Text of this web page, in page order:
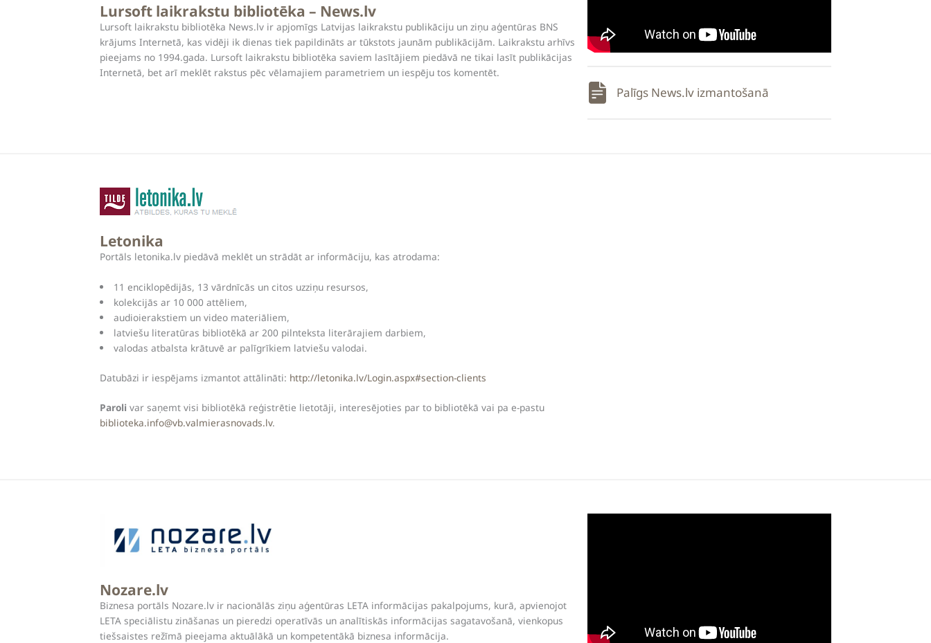
Lursoft laikrakstu bibliotēka – News.lv
Lursoft laikrakstu bibliotēka News.lv ir apjomīgs Latvijas laikrakstu publikāciju un ziņu aģentūras BNS
krājums Internetā, kas vidēji ik dienas tiek papildināts ar tūkstots jaunām publikācijām. Laikrakstu arhīvs
pieejams no 1994.gada. Lursoft laikrakstu bibliotēka saviem lasītājiem piedāvā ne tikai lasīt publikācijas
Internetā, bet arī meklēt rakstus pēc vēlamajiem parametriem un iespēju tos komentēt.
Palīgs News.lv izmantošanā
Letonika
Portāls letonika.lv piedāvā meklēt un strādāt ar informāciju, kas atrodama:
11 enciklopēdijās, 13 vārdnīcās un citos uzziņu resursos,
kolekcijās ar 10 000 attēliem,
audioierakstiem un video materiāliem,
latviešu literatūras bibliotēkā ar 200 pilnteksta literārajiem darbiem,
valodas atbalsta krātuvē ar palīgrīkiem latviešu valodai.
Datubāzi ir iespējams izmantot attālināti: http://letonika.lv/Login.aspx#section-clients
Parolivar saņemt visi bibliotēkā reģistrētie lietotāji, interesējoties par to bibliotēkā vai pa e-pastu
biblioteka.info@vb.valmierasnovads.lv.
Nozare.lv
Biznesa portāls Nozare.lv ir nacionālās ziņu aģentūras LETA informācijas pakalpojums, kurā, apvienojot
LETA speciālistu zināšanas un pieredzi operatīvās un analītiskās informācijas sagatavošanā, vienkopus
tiešsaistes režīmā pieejama aktuālākā un kompetentākā biznesa informācija.